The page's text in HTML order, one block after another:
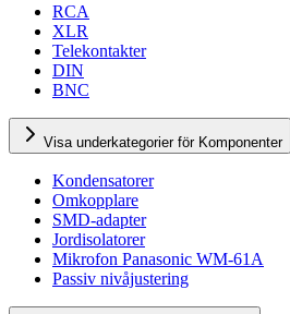
RCA
XLR
Telekontakter
DIN
BNC
Visa underkategorier för Komponenter
Kondensatorer
Omkopplare
SMD-adapter
Jordisolatorer
Mikrofon Panasonic WM-61A
Passiv nivåjustering